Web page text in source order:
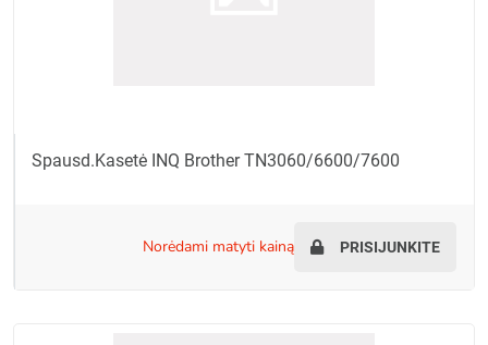
Spausd.kasetė INQ Brother TN3060/6600/7600
norėdami matyti kainą PRISIJUNKITE